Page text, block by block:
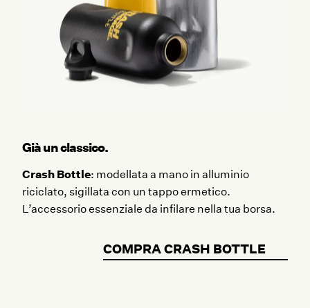
Già un classico.
Crash Bottle: modellata a mano in alluminio
riciclato, sigillata con un tappo ermetico.
L’accessorio essenziale da infilare nella tua borsa.
COMPRA CRASH BOTTLE